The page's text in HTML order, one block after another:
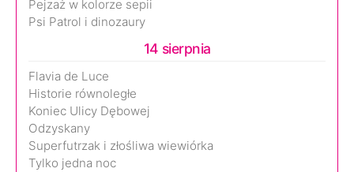
Pejzaż w kolorze sepii
Psi Patrol i dinozaury
14 sierpnia
Flavia de Luce
Historie równoległe
Koniec Ulicy Dębowej
Odzyskany
Superfutrzak i złośliwa wiewiórka
Tylko jedna noc